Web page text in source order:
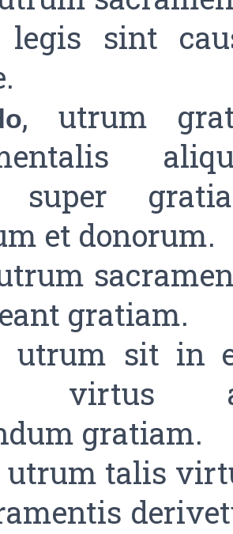
legis sint
, utrum
super
et donorum.
gratiam.
utrum sit in
virtus
gratiam.
utrum talis